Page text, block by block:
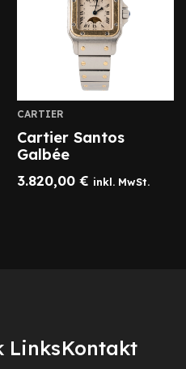
CARTIER
Cartier Santos
Galbée
3.820,00 € inkl. MwSt.
LinksKontakt